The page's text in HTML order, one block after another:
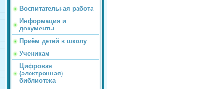
Воспитательная работа
Информация и
документы
Приём детей в школу
Ученикам
Цифровая
(электронная)
библиотека